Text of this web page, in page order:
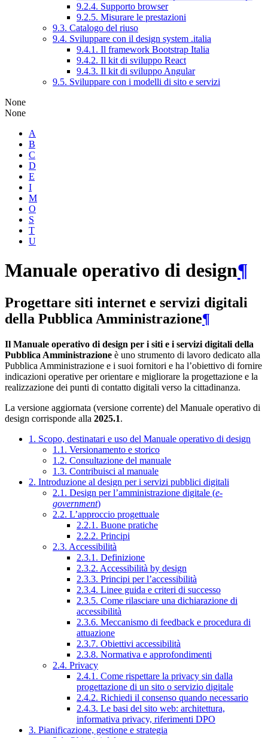
9.2.4. Supporto browser
9.2.5. Misurare le prestazioni
9.3. Catalogo del riuso
9.4. Sviluppare con il design system .italia
9.4.1. Il framework Bootstrap Italia
9.4.2. Il kit di sviluppo React
9.4.3. Il kit di sviluppo Angular
9.5. Sviluppare con i modelli di sito e servizi
None
None
A
B
C
D
E
I
M
O
S
T
U
Manuale operativo di design¶
Progettare siti internet e servizi digitali
della Pubblica Amministrazione¶
Il Manuale operativo di design per i siti e i servizi digitali della
Pubblica Amministrazione è uno strumento di lavoro dedicato alla
Pubblica Amministrazione e i suoi fornitori e ha l’obiettivo di fornire
indicazioni operative per orientare e migliorare la progettazione e la
realizzazione dei punti di contatto digitali verso la cittadinanza.
La versione aggiornata (versione corrente) del Manuale operativo di
design corrisponde alla 2025.1.
1. Scopo, destinatari e uso del Manuale operativo di design
1.1. Versionamento e storico
1.2. Consultazione del manuale
1.3. Contribuisci al manuale
2. Introduzione al design per i servizi pubblici digitali
2.1. Design per l’amministrazione digitale (e-
government)
2.2. L’approccio progettuale
2.2.1. Buone pratiche
2.2.2. Principi
2.3. Accessibilità
2.3.1. Definizione
2.3.2. Accessibilità by design
2.3.3. Principi per l’accessibilità
2.3.4. Linee guida e criteri di successo
2.3.5. Come rilasciare una dichiarazione di
accessibilità
2.3.6. Meccanismo di feedback e procedura di
attuazione
2.3.7. Obiettivi accessibilità
2.3.8. Normativa e approfondimenti
2.4. Privacy
2.4.1. Come rispettare la privacy sin dalla
progettazione di un sito o servizio digitale
2.4.2. Richiedi il consenso quando necessario
2.4.3. Le basi del sito web: architettura,
informativa privacy, riferimenti DPO
3. Pianificazione, gestione e strategia